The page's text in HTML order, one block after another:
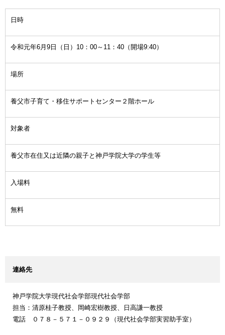
日時
令和元年6月9日（日）10：00～11：40（開場9:40）
場所
養父市子育て・移住サポートセンター２階ホール
対象者
養父市在住又は近隣の親子と神戸学院大学の学生等
入場料
無料
連絡先
神戸学院大学現代社会学部現代社会学部
担当：清原桂子教授、岡崎宏樹教授、日高謙一教授
電話 ０７８－５７１－０９２９（現代社会学部実習助手室）